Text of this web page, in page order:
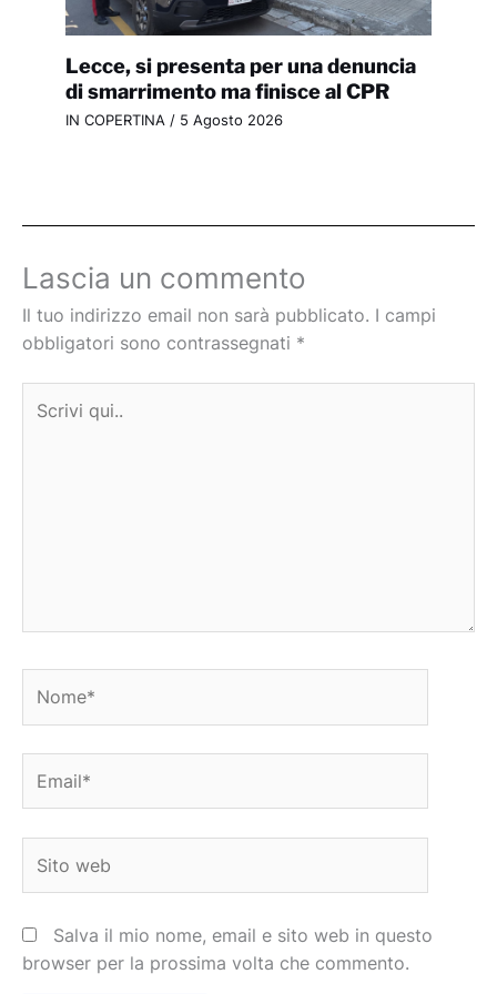
Lecce, si presenta per una denuncia
di smarrimento ma finisce al CPR
IN COPERTINA / 5 Agosto 2026
Lascia un commento
Il tuo indirizzo email non sarà pubblicato. I campi
obbligatori sono contrassegnati *
qui..
web
Salva il mio nome, email e sito web in questo
browser per la prossima volta che commento.